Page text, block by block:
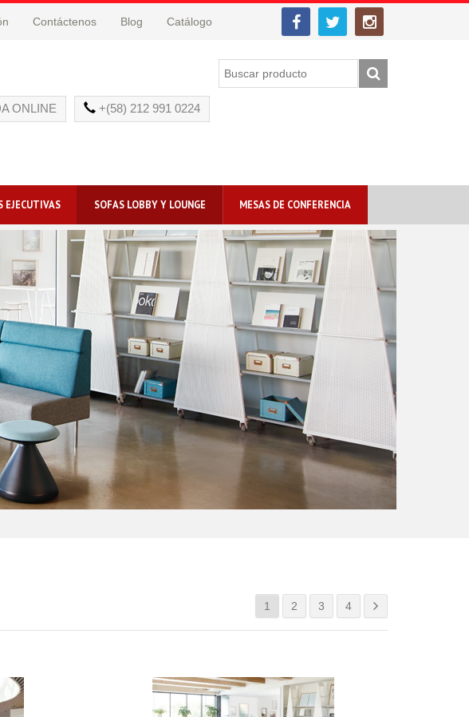
Contáctenos Blog Catálogo
ONLINE +(58) 212 991 0224
EJECUTIVAS SOFAS LOBBY Y LOUNGE MESAS DE CONFERENCIA
1 2 3 4